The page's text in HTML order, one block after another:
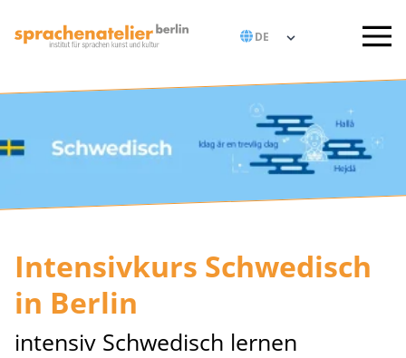
Intensivkurs Schwedisch
in Berlin
intensiv Schwedisch lernen